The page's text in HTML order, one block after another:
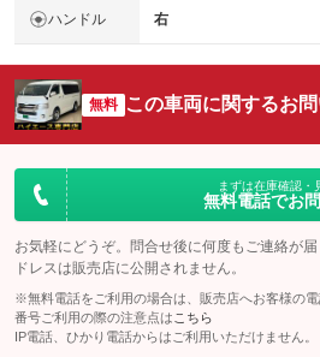
ハンドル 右
無料 この車両に関するお
まずは在庫確認・
無料電話でお
お気軽にどうぞ。問合せ後に何度もご連絡が
ドレスは販売店に公開されません。
※無料電話をご利用の場合は、販売店へお客様の
番号ご利用の際の注意点は こちら
IP電話、ひかり電話からはご利用いただけません。